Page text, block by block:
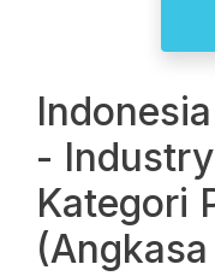
-
Kategori